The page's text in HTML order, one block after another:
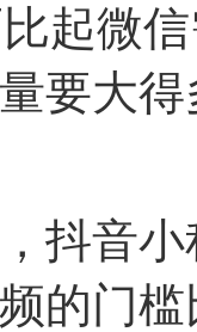
起微
要大
抖音
的门